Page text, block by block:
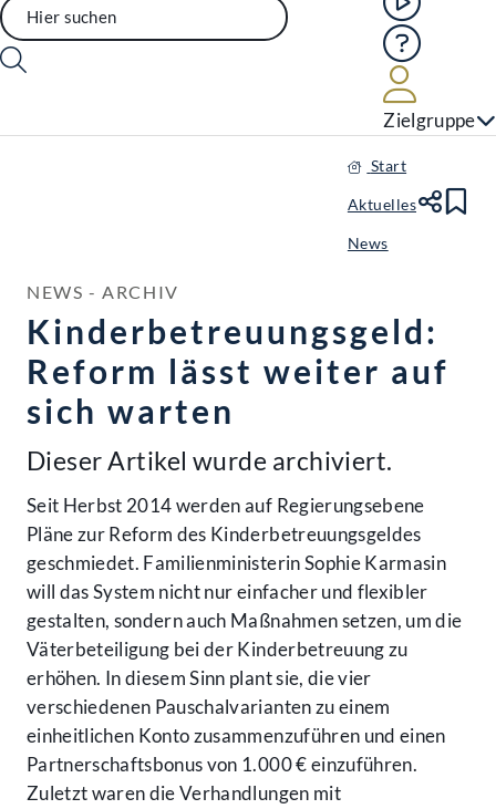
Hilfe
Zielgruppe
Start
Aktuelles
News
NEWS - ARCHIV
Kinderbetreuungsgeld:
Reform lässt weiter auf
sich warten
Dieser Artikel wurde archiviert.
Seit Herbst 2014 werden auf Regierungsebene
Pläne zur Reform des Kinderbetreuungsgeldes
geschmiedet. Familienministerin Sophie Karmasin
will das System nicht nur einfacher und flexibler
gestalten, sondern auch Maßnahmen setzen, um die
Väterbeteiligung bei der Kinderbetreuung zu
erhöhen. In diesem Sinn plant sie, die vier
verschiedenen Pauschalvarianten zu einem
einheitlichen Konto zusammenzuführen und einen
Partnerschaftsbonus von 1.000 € einzuführen.
Zuletzt waren die Verhandlungen mit